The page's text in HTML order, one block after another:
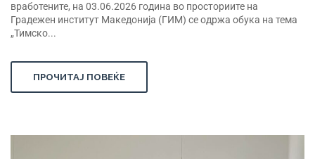
вработените, на 03.06.2026 година во просториите на
Градежен институт Македонија (ГИМ) се одржа обука на тема
„Тимско...
ПРОЧИТАЈ ПОВЕЌЕ